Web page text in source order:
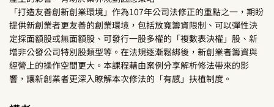
「打造友善創新創業環境」作為107年公司法修正的重點之一，期盼
提供新創業者更友善的創業環境，包括放寬籌資限制、可以彈性決
定採面額股或無面額股、可發行一股多權的「複數表決權」股、新
增非公發公司特別股類型等。在法規逐漸鬆綁後，新創業者籌資與
經營上的操作空間更大。本課程藉由案例分享解析修法帶來的影
響，讓新創業者更深入瞭解本次修法的「有感」扶植制度。